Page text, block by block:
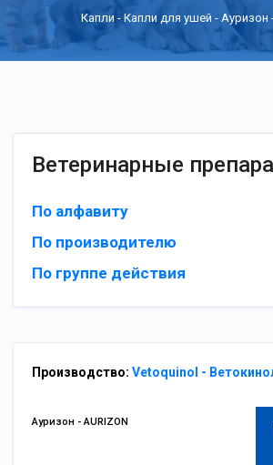
Капли - Капли для ушей - Ауризон
Ветеринарные
По алфавиту
По производителю
По группе действия
Производство: Vetoquinol -
Ауризон - AURIZON